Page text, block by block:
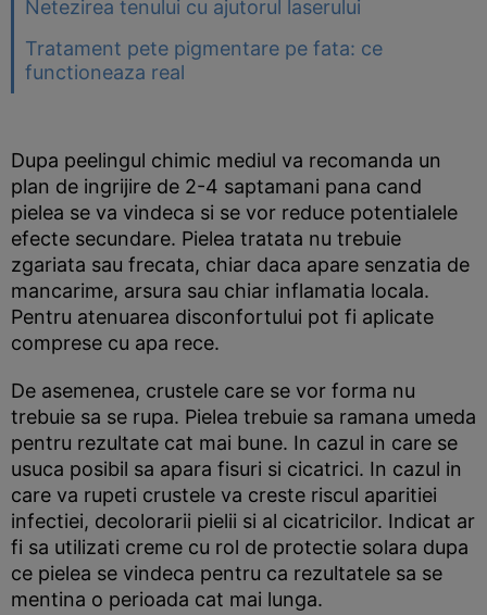
Netezirea tenului cu ajutorul laserului
Tratament pete pigmentare pe fata: ce
functioneaza real
Dupa peelingul chimic mediul va recomanda un
plan de ingrijire de 2-4 saptamani pana cand
pielea se va vindeca si se vor reduce potentialele
efecte secundare. Pielea tratata nu trebuie
zgariata sau frecata, chiar daca apare senzatia de
mancarime, arsura sau chiar inflamatia locala.
Pentru atenuarea disconfortului pot fi aplicate
comprese cu apa rece.
De asemenea, crustele care se vor forma nu
trebuie sa se rupa. Pielea trebuie sa ramana umeda
pentru rezultate cat mai bune. In cazul in care se
usuca posibil sa apara fisuri si cicatrici. In cazul in
care va rupeti crustele va creste riscul aparitiei
infectiei, decolorarii pielii si al cicatricilor. Indicat ar
fi sa utilizati creme cu rol de protectie solara dupa
ce pielea se vindeca pentru ca rezultatele sa se
mentina o perioada cat mai lunga.